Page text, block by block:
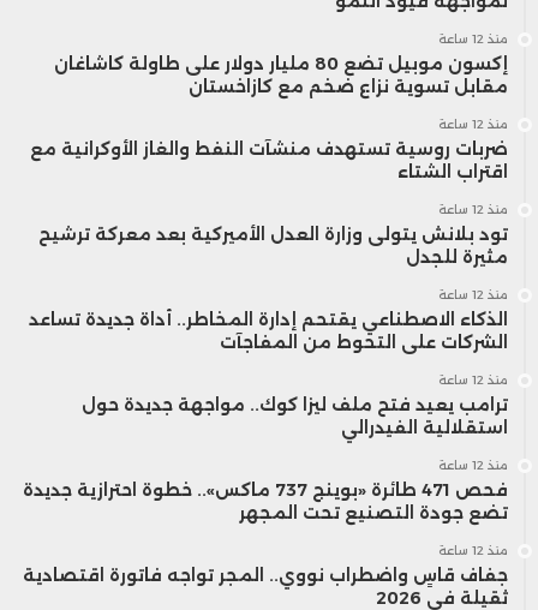
منذ 12 ساعة
إكسون موبيل تضع 80 مليار دولار على طاولة كاشاغان
مقابل تسوية نزاع ضخم مع كازاخستان
منذ 12 ساعة
ضربات روسية تستهدف منشآت النفط والغاز الأوكرانية مع
اقتراب الشتاء
منذ 12 ساعة
تود بلانش يتولى وزارة العدل الأميركية بعد معركة ترشيح
مثيرة للجدل
منذ 12 ساعة
الذكاء الاصطناعي يقتحم إدارة المخاطر.. أداة جديدة تساعد
الشركات على التحوط من المفاجآت
منذ 12 ساعة
ترامب يعيد فتح ملف ليزا كوك.. مواجهة جديدة حول
استقلالية الفيدرالي
منذ 12 ساعة
فحص 471 طائرة «بوينج 737 ماكس».. خطوة احترازية جديدة
تضع جودة التصنيع تحت المجهر
منذ 12 ساعة
جفاف قاسٍ واضطراب نووي.. المجر تواجه فاتورة اقتصادية
ثقيلة في 2026